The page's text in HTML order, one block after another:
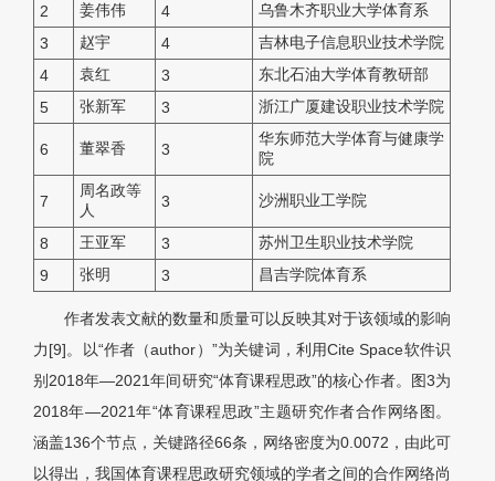
2
姜伟伟 4
乌鲁木齐职业大学体育系
3
赵宇 4
吉林电子信息职业技术学院
4
袁红 3
东北石油大学体育教研部
5
张新军 3 浙江广厦建设职业技术学院
6 董翠香 3
华东师范大学体育与健康学
院
7
周名政等
人
3 沙洲职业工学院
8 王亚军 3
苏州卫生职业技术学院
9
张明 3 昌吉学院体育系
作者发表文献的数量和质量可以反映其对于该领域的影响
力[9]。以“作者（author）”为关键词，利用Cite Space软件识
别2018年—2021年间研究“体育课程思政”的核心作者。图3为
2018年—2021年“体育课程思政”主题研究作者合作网络图。
涵盖136个节点，关键路径66条，网络密度为0.0072，由此可
以得出，我国体育课程思政研究领域的学者之间的合作网络尚